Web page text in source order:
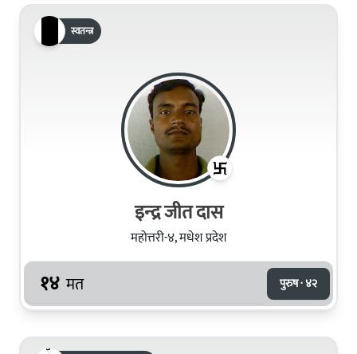
स्वतन्त्र
इन्‍द्र जीत दास
महोत्तरी-४, मधेश प्रदेश
१४ मत पुरुष · ४२